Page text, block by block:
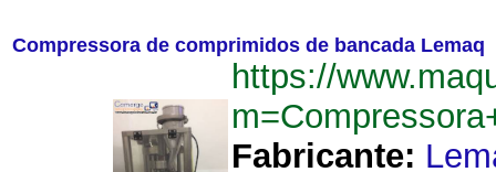
Compressora de comprimidos de bancada Lemaq
https://
Fabricante: